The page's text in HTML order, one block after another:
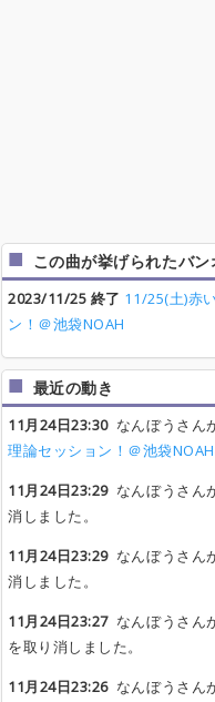
この曲が挙げられたバン
2023/11/25 終了 11/25(土)赤
ン！＠池袋NOAH
最近の動き
11月24日23:30なんぼうさん
理論セッション！＠池袋NOAH
11月24日23:29なんぼうさん
消しました。
11月24日23:29なんぼうさん
消しました。
11月24日23:27なんぼうさん
を取り消しました。
11月24日23:26なんぼうさん